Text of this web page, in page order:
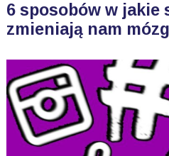
6 sposobów w jakie
zmieniają nam